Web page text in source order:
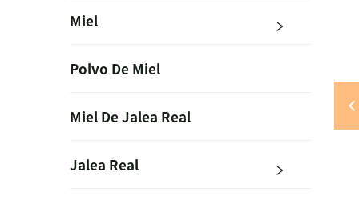
Miel
Polvo De Miel
Miel De Jalea Real
Jalea Real